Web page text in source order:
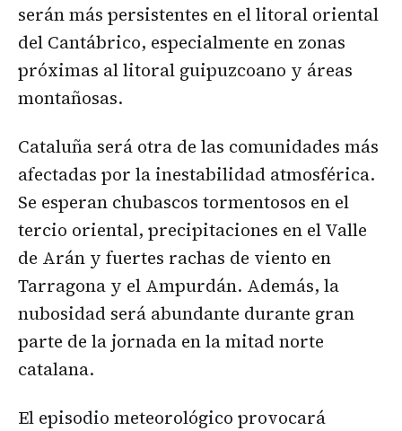
serán más persistentes en el litoral oriental
del Cantábrico, especialmente en zonas
próximas al litoral guipuzcoano y áreas
montañosas.
Cataluña será otra de las comunidades más
afectadas por la inestabilidad atmosférica.
Se esperan chubascos tormentosos en el
tercio oriental, precipitaciones en el Valle
de Arán y fuertes rachas de viento en
Tarragona y el Ampurdán. Además, la
nubosidad será abundante durante gran
parte de la jornada en la mitad norte
catalana.
El episodio meteorológico provocará